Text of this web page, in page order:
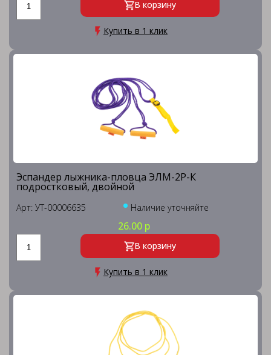
В корзину
Купить в 1 клик
Эспандер лыжника-пловца ЭЛМ-2Р-К
подростковый, двойной
Арт: УТ-00006635 Наличие уточняйте
26.00 р
В корзину
Купить в 1 клик